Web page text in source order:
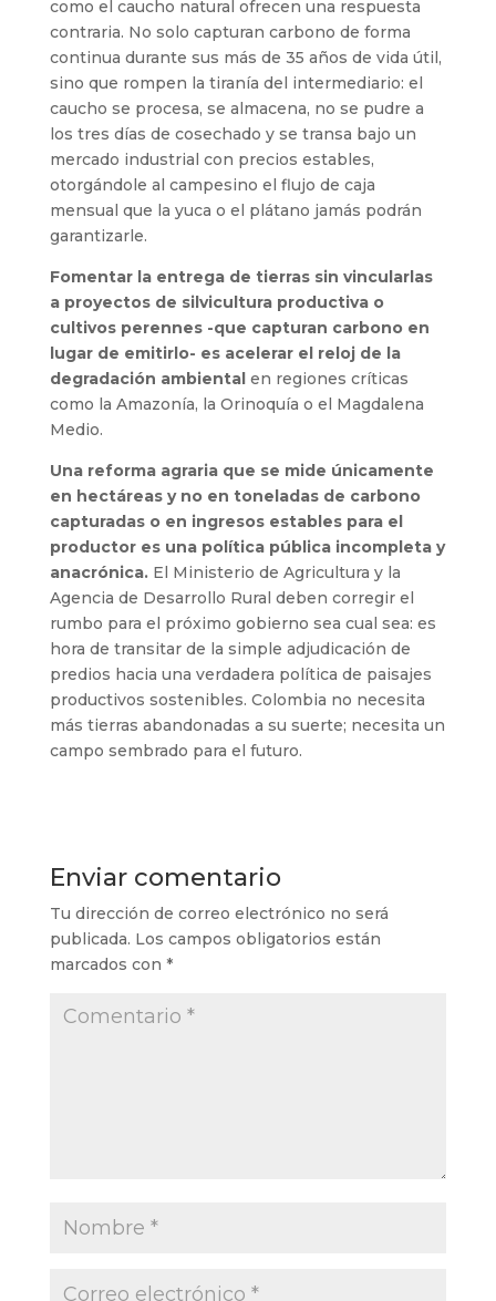
como el caucho natural ofrecen una respuesta
contraria. No solo capturan carbono de forma
continua durante sus más de 35 años de vida útil,
sino que rompen la tiranía del intermediario: el
caucho se procesa, se almacena, no se pudre a
los tres días de cosechado y se transa bajo un
mercado industrial con precios estables,
otorgándole al campesino el flujo de caja
mensual que la yuca o el plátano jamás podrán
garantizarle.
Fomentar la entrega de tierras sin vincularlas
a proyectos de silvicultura productiva o
cultivos perennes -que capturan carbono en
lugar de emitirlo- es acelerar el reloj de la
degradación ambientalen regiones críticas
como la Amazonía, la Orinoquía o el Magdalena
Medio.
Una reforma agraria que se mide únicamente
en hectáreas y no en toneladas de carbono
capturadas o en ingresos estables para el
productor es una política pública incompleta y
anacrónica.El Ministerio de Agricultura y la
Agencia de Desarrollo Rural deben corregir el
rumbo para el próximo gobierno sea cual sea: es
hora de transitar de la simple adjudicación de
predios hacia una verdadera política de paisajes
productivos sostenibles. Colombia no necesita
más tierras abandonadas a su suerte; necesita un
campo sembrado para el futuro.
Enviar comentario
Tu dirección de correo electrónico no será
publicada. Los campos obligatorios están
marcados con *